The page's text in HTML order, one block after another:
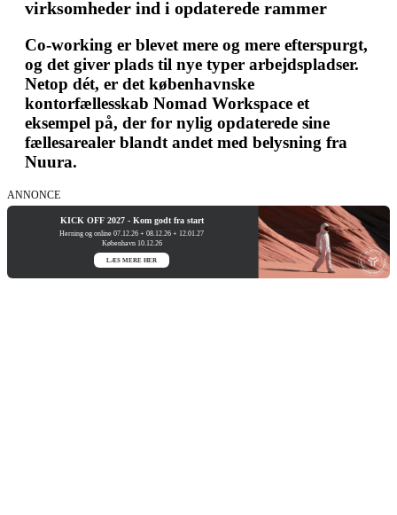
virksomheder ind i opdaterede rammer
Co-working er blevet mere og mere efterspurgt,
og det giver plads til nye typer arbejdspladser.
Netop dét, er det københavnske
kontorfællesskab Nomad Workspace et
eksempel på, der for nylig opdaterede sine
fællesarealer blandt andet med belysning fra
Nuura.
ANNONCE
KICK OFF 2027 - Kom godt fra start
Herning og online 07.12.26 + 08.12.26 + 12.01.27
København 10.12.26
LÆS MERE HER